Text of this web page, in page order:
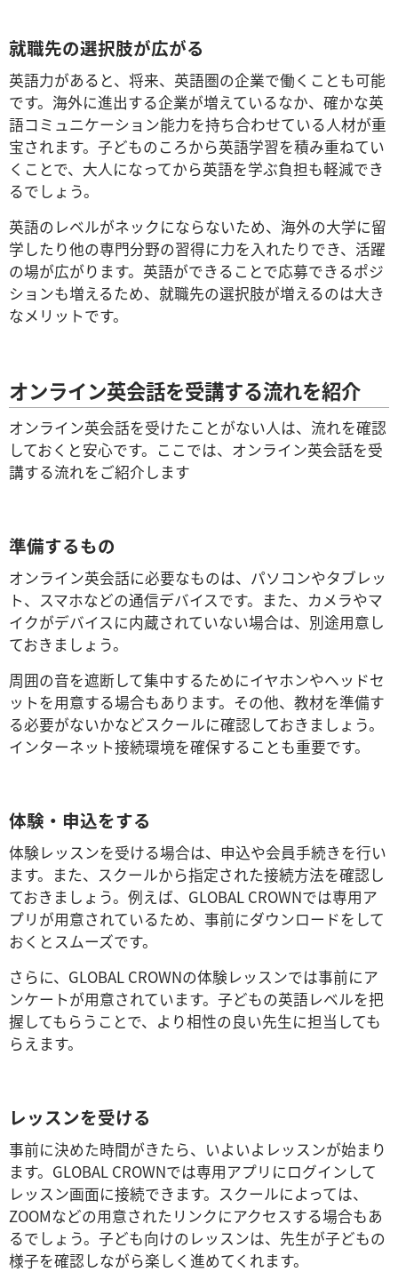
就職先の選択肢が広がる
英語力があると、将来、英語圏の企業で働くことも可能
です。海外に進出する企業が増えているなか、確かな英
語コミュニケーション能力を持ち合わせている人材が重
宝されます。子どものころから英語学習を積み重ねてい
くことで、大人になってから英語を学ぶ負担も軽減でき
るでしょう。
英語のレベルがネックにならないため、海外の大学に留
学したり他の専門分野の習得に力を入れたりでき、活躍
の場が広がります。英語ができることで応募できるポジ
ションも増えるため、就職先の選択肢が増えるのは大き
なメリットです。
オンライン英会話を受講する流れを紹介
オンライン英会話を受けたことがない人は、流れを確認
しておくと安心です。ここでは、オンライン英会話を受
講する流れをご紹介します
準備するもの
オンライン英会話に必要なものは、パソコンやタブレッ
ト、スマホなどの通信デバイスです。また、カメラやマ
イクがデバイスに内蔵されていない場合は、別途用意し
ておきましょう。
周囲の音を遮断して集中するためにイヤホンやヘッドセ
ットを用意する場合もあります。その他、教材を準備す
る必要がないかなどスクールに確認しておきましょう。
インターネット接続環境を確保することも重要です。
体験・申込をする
体験レッスンを受ける場合は、申込や会員手続きを行い
ます。また、スクールから指定された接続方法を確認し
ておきましょう。例えば、GLOBAL CROWNでは専用ア
プリが用意されているため、事前にダウンロードをして
おくとスムーズです。
さらに、GLOBAL CROWNの体験レッスンでは事前にア
ンケートが用意されています。子どもの英語レベルを把
握してもらうことで、より相性の良い先生に担当しても
らえます。
レッスンを受ける
事前に決めた時間がきたら、いよいよレッスンが始まり
ます。GLOBAL CROWNでは専用アプリにログインして
レッスン画面に接続できます。スクールによっては、
ZOOMなどの用意されたリンクにアクセスする場合もあ
るでしょう。子ども向けのレッスンは、先生が子どもの
様子を確認しながら楽しく進めてくれます。